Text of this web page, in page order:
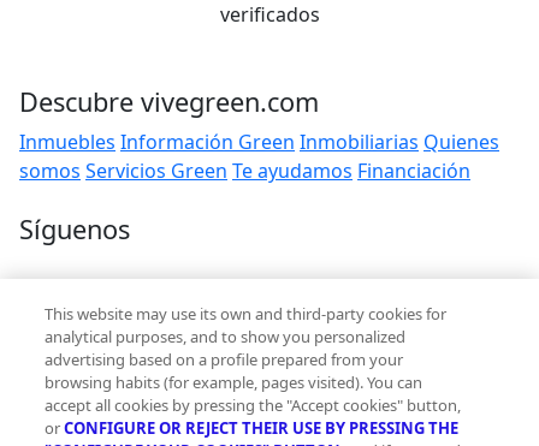
verificados
Descubre vivegreen.com
Inmuebles Información Green Inmobiliarias Quienes
somos Servicios Green Te ayudamos Financiación
Síguenos
Contacto
hola@vivegreen.com
This website may use its own and third-party cookies for
analytical purposes, and to show you personalized
advertising based on a profile prepared from your
browsing habits (for example, pages visited). You can
accept all cookies by pressing the "Accept cookies" button,
orCONFIGURE OR REJECT THEIR USE BY PRESSING THE